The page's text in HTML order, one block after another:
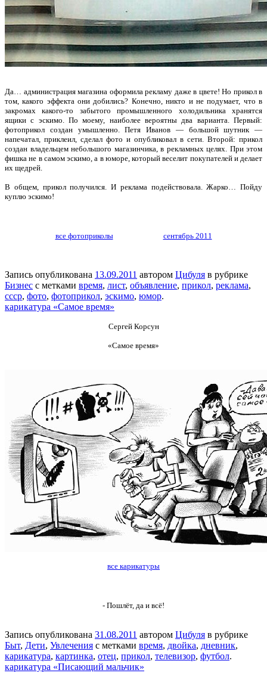
Да… администрация магазина оформила рекламу даже в цвете! Но прикол в
том, какого эффекта они добились? Конечно, никто и не подумает, что в
закромах какого-то забытого промышленного холодильника хранятся
ящики с эскимо. По моему, наиболее вероятны два варианта. Первый:
фотоприкол создан умышленно. Петя Иванов — большой шутник —
напечатал, приклеил, сделал фото и опубликовал в сети. Второй: прикол
создан владельцем небольшого магазинчика, в рекламных целях. При этом
фишка не в самом эскимо, а в юморе, который веселит покупателей и делает
их щедрей.
В общем, прикол получился. И реклама подействовала. Жарко… Пойду
куплю эскимо!
все фотоприколы сентябрь 2011
Запись опубликована 13.09.2011 автором Цибуля в рубрике
Бизнес с метками время, лист, объявление, прикол, реклама,
ссср, фото, фотоприкол, эскимо, юмор.
карикатура «Самое время»
Сергей Корсун
«Самое время»
все карикатуры
- Пошлёт, да и всё!
Запись опубликована 31.08.2011 автором Цибуля в рубрике
Быт, Дети, Увлечения с метками время, двойка, дневник,
карикатура, картинка, отец, прикол, телевизор, футбол.
карикатура «Писающий мальчик»